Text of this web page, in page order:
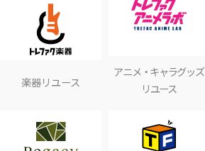
楽器リユース
アニメ・キャラグッズ
リユース